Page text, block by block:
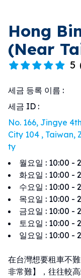
Hong
(Near
5
세금 등록 이름 :
세금 ID :
No. 166, Jingye
City 104 , Taiwan,
ty
월요일 : 10:00 -
화요일 : 10:00 -
수요일 : 10:00 -
목요일 : 10:00 -
금요일 : 10:00 -
토요일 : 10:00 -
일요일 : 10:00 -
在台灣想要租車不
非常難】，往往較